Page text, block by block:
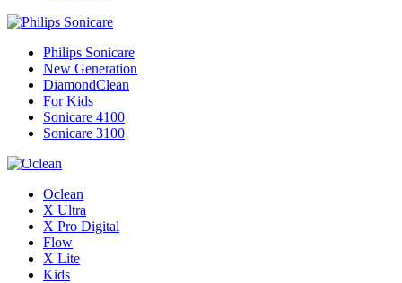
Philips Sonicare
New Generation
DiamondClean
For Kids
Sonicare 4100
Sonicare 3100
Oclean
X Ultra
X Pro Digital
Flow
X Lite
Kids